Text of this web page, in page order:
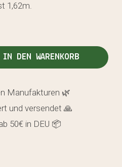
1,62m.
IN DEN WARENKORB
Manufakturen 🌿
und versendet 🙏
50€ in DEU 📦